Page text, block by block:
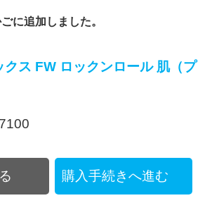
に追加しました。
クス FW ロックンロール 肌（プ
購入手続きへ進む